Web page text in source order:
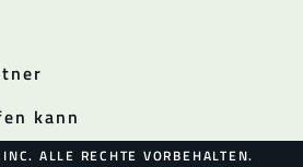
kann
ALLE RECHTE VORBEHALTEN.